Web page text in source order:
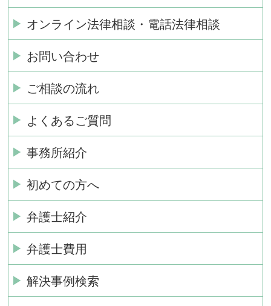
オンライン法律相談・電話法律相談
お問い合わせ
ご相談の流れ
よくあるご質問
事務所紹介
初めての方へ
弁護士紹介
弁護士費用
解決事例検索